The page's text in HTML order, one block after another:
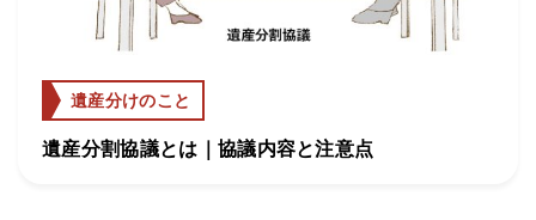
遺産分けのこと
遺産分割協議とは｜協議内容と注意点